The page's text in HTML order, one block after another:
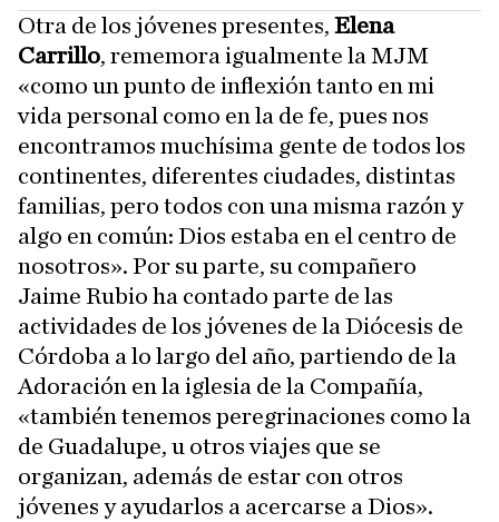
Otra de los jóvenes presentes, Elena
Carrillo, rememora igualmente la MJM
«como un punto de inflexión tanto en mi
vida personal como en la de fe, pues nos
encontramos muchísima gente de todos los
continentes, diferentes ciudades, distintas
familias, pero todos con una misma razón y
algo en común: Dios estaba en el centro de
nosotros». Por su parte, su compañero
Jaime Rubio ha contado parte de las
actividades de los jóvenes de la Diócesis de
Córdoba a lo largo del año, partiendo de la
Adoración en la iglesia de la Compañía,
«también tenemos peregrinaciones como la
de Guadalupe, u otros viajes que se
organizan, además de estar con otros
jóvenes y ayudarlos a acercarse a Dios».